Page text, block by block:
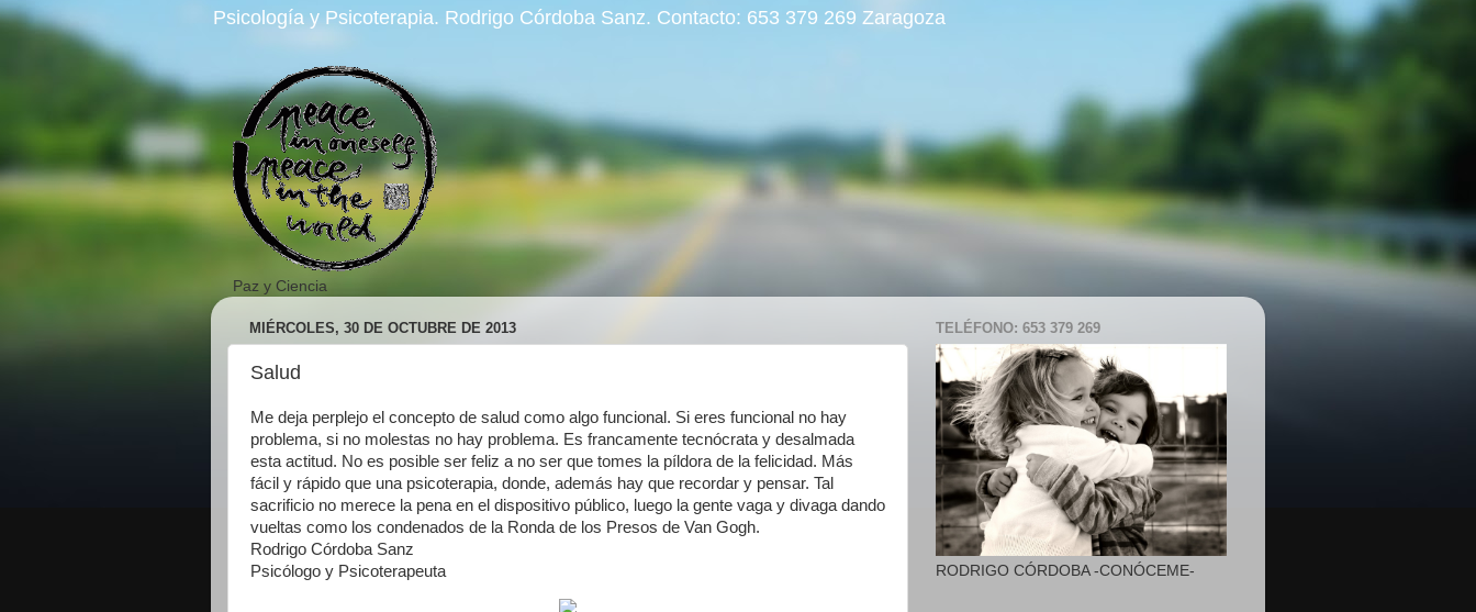
Psicología y Psicoterapia. Rodrigo Córdoba Sanz. Contacto: 653 379 269 Zaragoza
Paz y Ciencia
MIÉRCOLES, 30 DE OCTUBRE DE 2013
Salud
Me deja perplejo el concepto de salud como algo funcional. Si eres funcional no hay
problema, si no molestas no hay problema. Es francamente tecnócrata y desalmada
esta actitud. No es posible ser feliz a no ser que tomes la píldora de la felicidad. Más
fácil y rápido que una psicoterapia, donde, además hay que recordar y pensar. Tal
sacrificio no merece la pena en el dispositivo público, luego la gente vaga y divaga dando
vueltas como los condenados de la Ronda de los Presos de Van Gogh.
Rodrigo Córdoba Sanz
Psicólogo y Psicoterapeuta
TELÉFONO: 653 379 269
RODRIGO CÓRDOBA -CONÓCEME-